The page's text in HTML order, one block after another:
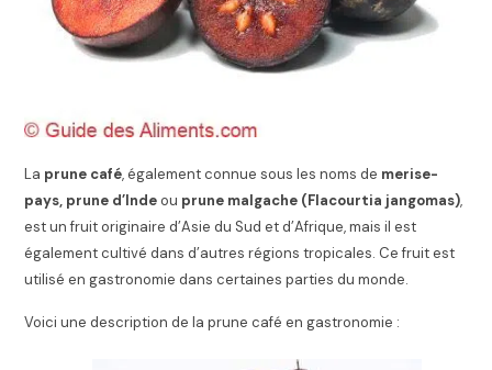
La prune café, également connue sous les noms de merise-
pays, prune d’Indeou prune malgache (Flacourtia jangomas),
est un fruit originaire d’Asie du Sud et d’Afrique, mais il est
également cultivé dans d’autres régions tropicales. Ce fruit est
utilisé en gastronomie dans certaines parties du monde.
Voici une description de la prune café en gastronomie :